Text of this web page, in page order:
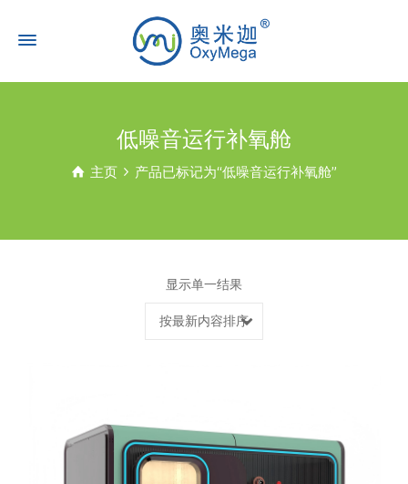
低噪音运行补氧舱
主页 产品已标记为“低噪音运行补氧舱”
显示单一结果
按最新内容排序